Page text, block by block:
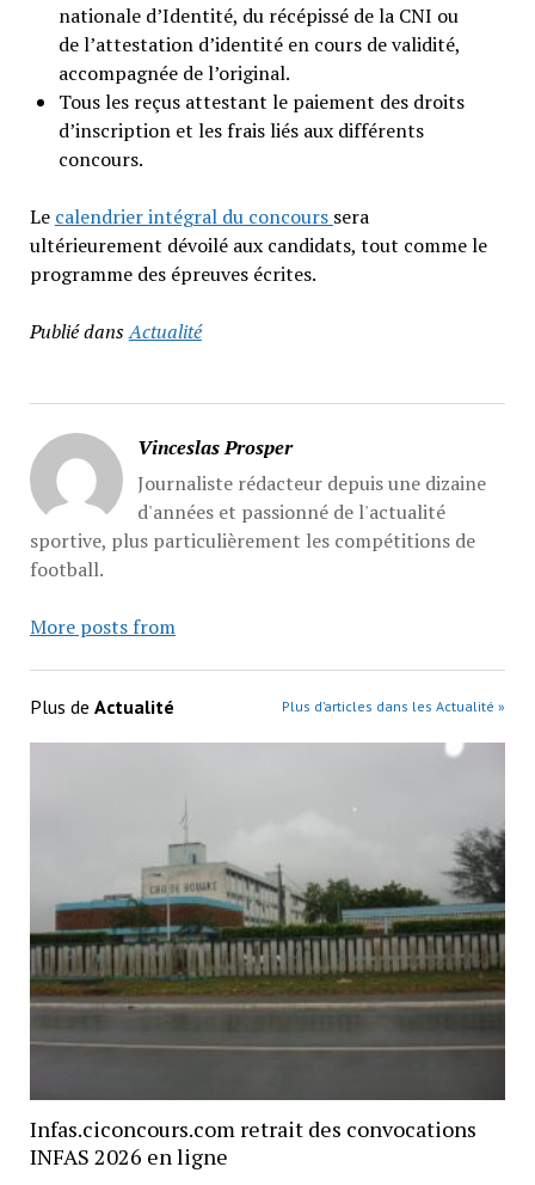
nationale d’Identité, du récépissé de la CNI ou
de l’attestation d’identité en cours de validité,
accompagnée de l’original.
Tous les reçus attestant le paiement des droits
d’inscription et les frais liés aux différents
concours.
Le calendrier intégral du concours sera
ultérieurement dévoilé aux candidats, tout comme le
programme des épreuves écrites.
Publié dansActualité
Vinceslas Prosper
Journaliste rédacteur depuis une dizaine
d'années et passionné de l'actualité
sportive, plus particulièrement les compétitions de
football.
More posts from
Plus de Actualité Plus d’articles dans les Actualité »
Infas.ciconcours.com retrait des convocations
INFAS 2026 en ligne